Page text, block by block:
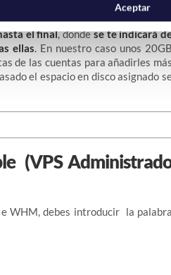
todas las cuentas de Hosting
el final, dondese te indicará
ellas. En nuestro caso unos 20GB
de las cuentas para añadirles más
el espacio en disco asignado
(VPS
WHM, debes introducir la palabra
Aceptar